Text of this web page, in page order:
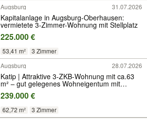
Augsburg
31.07.2026
Kapitalanlage in Augsburg-Oberhausen:
vermietete 3-Zimmer-Wohnung mit Stellplatz
225.000 €
53,41 m² 3 Zimmer
Augsburg 28.07.2026
Katip | Attraktive 3-ZKB-Wohnung mit ca.63
m² – gut gelegenes Wohneigentum mit
Entwicklungspotenzial
239.000 €
62,72 m² 3 Zimmer